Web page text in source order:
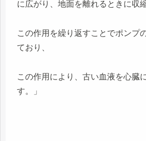
に広がり、地面を離れるときに収
この作用を繰り返すことでポンプ
ており、
この作用により、古い血液を心臓
す。」